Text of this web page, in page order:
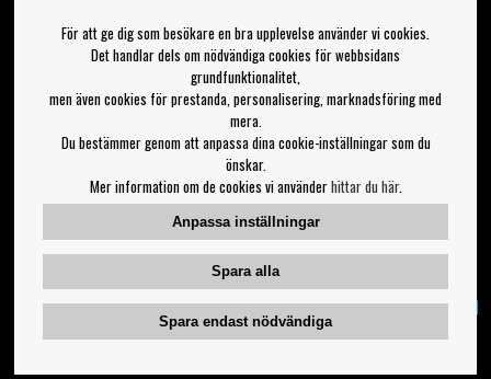
Om Bengans
FAQ / Köp- & Leveransvillkor
Din sida
Logga ut
Jag vill ha tips från Bengans
Inställningar för nyhetsbrev
För att ge dig som besökare en bra upplevelse använder vi cookies.
Det handlar dels om nödvändiga cookies för webbsidans
grundfunktionalitet,
men även cookies för prestanda, personalisering, marknadsföring med
mera.
Du bestämmer genom att anpassa dina cookie-inställningar som du
önskar.
Mer information om de cookies vi använderhittar du här.
Anpassa inställningar
Spara alla
Spara endast nödvändiga